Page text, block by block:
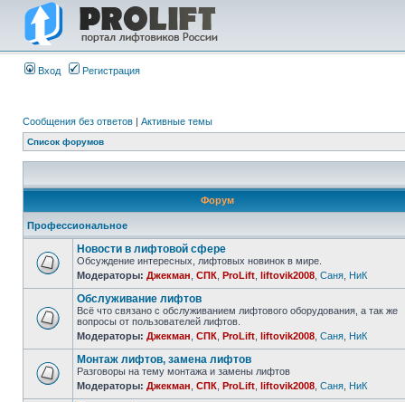
Вход Регистрация
Сообщения без ответов | Активные темы
Список форумов
Форум
Профессиональное
Новости в лифтовой сфере
Обсуждение интересных, лифтовых новинок в мире.
Модераторы: Джекман СПК ProLift liftovik2008 Саня НиК
Обслуживание лифтов
Всё что связано с обслуживанием лифтового оборудования, а так же
вопросы от пользователей лифтов.
Модераторы: Джекман СПК ProLift liftovik2008 Саня НиК
Монтаж лифтов, замена лифтов
Разговоры на тему монтажа и замены лифтов
Модераторы: Джекман СПК ProLift liftovik2008 Саня НиК